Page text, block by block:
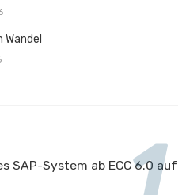
Wandel
SAP-System ab ECC 6.0 auf